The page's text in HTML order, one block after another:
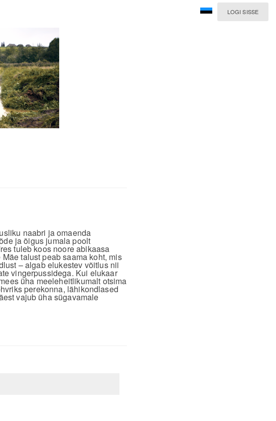
LOGI SISSE
naabri ja omaenda
ja õigus jumala poolt
tuleb koos noore abikaasa
talust peab saama koht, mis
– algab elukestev võitlus nii
vingerpussidega. Kui elukaar
üha meeleheitlikumalt otsima
perekonna, lähikondlased
vajub üha sügavamale